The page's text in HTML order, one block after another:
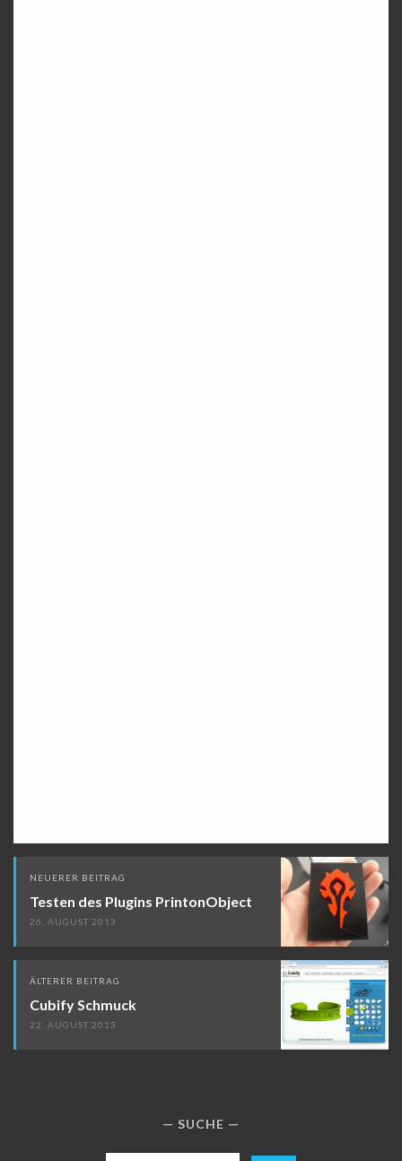
Beitragsnavigation
NEUERER BEITRAG
Testen des Plugins PrintonObject
26. AUGUST 2013
ÄLTERER BEITRAG
Cubify Schmuck
22. AUGUST 2013
SUCHE